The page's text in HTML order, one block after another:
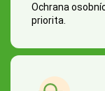
Ochrana
priorita.